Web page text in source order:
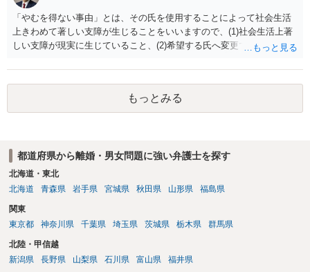
「やむを得ない事由」とは、その氏を使用することによって社会生活
上きわめて著しい支障が生じることをいいますので、(1)社会生活上著
しい支障が現実に生じていること、(2)希望する氏へ変更できればその
できるかどうかがポイントです。 記録中に現れた一切の事情が判断対
象ですので、上記(1)と(2)を説明できる資料は全て（ただし理路整然
に）提出することが必要になります。「フラッシュバック」とのこと
なので、例えば、医学上確立されているPTSDの診断基準に合致した説
護士へ依頼しても苦労することが強く予想されるところです。、もし
本人申立てをお考えであれば、医学知識はもちろん法律知識も要求さ
れますので、性急な申立てをせず、知識と資料をしっかりと揃えて、
もっとみる
都道府県から離婚・男女問題に強い弁護士を探す
北海道・東北
北海道
青森県 岩手県 宮城県 秋田県 山形県 福島県
関東
東京都
神奈川県 千葉県 埼玉県 茨城県 栃木県 群馬県
北陸・甲信越
新潟県
長野県 山梨県 石川県 富山県 福井県